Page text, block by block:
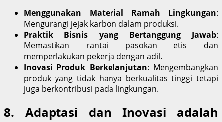
Menggunakan Material Ramah Lingkungan:
Mengurangi jejak karbon dalam produksi.
Praktik Bisnis yang Bertanggung Jawab:
Memastikan rantai pasokan etis dan
memperlakukan pekerja dengan adil.
Inovasi Produk Berkelanjutan: Mengembangkan
produk yang tidak hanya berkualitas tinggi tetapi
juga berkontribusi pada lingkungan.
8. Adaptasi dan Inovasi adalah